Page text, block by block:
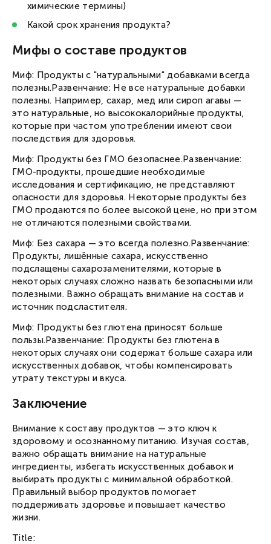
химические термины)
Какой срок хранения продукта?
Мифы о составе продуктов
Миф: Продукты с "натуральными" добавками всегда
полезны.Развенчание: Не все натуральные добавки
полезны. Например, сахар, мед или сироп агавы —
это натуральные, но высококалорийные продукты,
которые при частом употреблении имеют свои
последствия для здоровья.
Миф: Продукты без ГМО безопаснее.Развенчание:
ГМО-продукты, прошедшие необходимые
исследования и сертификацию, не представляют
опасности для здоровья. Некоторые продукты без
ГМО продаются по более высокой цене, но при этом
не отличаются полезными свойствами.
Миф: Без сахара — это всегда полезно.Развенчание:
Продукты, лишённые сахара, искусственно
подслащены сахарозаменителями, которые в
некоторых случаях сложно назвать безопасными или
полезными. Важно обращать внимание на состав и
источник подсластителя.
Миф: Продукты без глютена приносят больше
пользы.Развенчание: Продукты без глютена в
некоторых случаях они содержат больше сахара или
искусственных добавок, чтобы компенсировать
утрату текстуры и вкуса.
Заключение
Внимание к составу продуктов — это ключ к
здоровому и осознанному питанию. Изучая состав,
важно обращать внимание на натуральные
ингредиенты, избегать искусственных добавок и
выбирать продукты с минимальной обработкой.
Правильный выбор продуктов помогает
поддерживать здоровье и повышает качество
жизни.
Title: